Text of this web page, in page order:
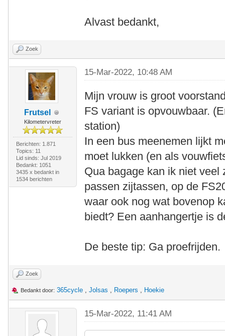
Alvast bedankt,
Zoek
Frutsel
Kilometervreter
Berichten: 1.871
Topics: 11
Lid sinds: Jul 2019
Bedankt: 1051
3435 x bedankt in
1534 berichten
15-Mar-2022, 10:48 AM
Mijn vrouw is groot
FS variant is opvouwbaar.
station)
In een bus meenemen lijkt
moet lukken (en als
Qua bagage kan ik niet
passen zijtassen, op de
waar ook nog wat bovenop
biedt? Een aanhangertje is
De beste tip: Ga proefrijden.
Zoek
Bedankt door: 365cycle , Jolsas , Roepers , Hoekie
15-Mar-2022, 11:41 AM